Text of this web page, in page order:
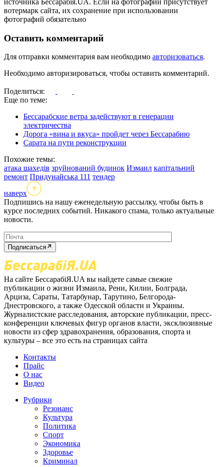
вотермарк сайта, их сохранение при использовании
фотографий обязательно
Оставить комментарий
Для отправки комментария вам необходимо авторизоваться.
Необходимо авторизироваться, чтобы оставить комментарий.
Поделиться:
Еще по теме:
Бессарабские ветра задействуют в генерации
электричества
Дорога «вина и вкуса» пройдет через Бессарабию
Сарата на пути реконструкции
Похожие темы:
атака шахедів зруйнований будинок Измаил капітальний
ремонт Придунайська 111 тендер
наверх
Подпишись на нашу еженедельную рассылку, чтобы быть в
курсе последних событий. Никакого спама, только актуальные
новости.
Подписаться
На сайте БессарабіЯ.UA вы найдете самые свежие
публикации о жизни Измаила, Рени, Килии, Болграда,
Арциза, Сараты, Татарбунар, Тарутино, Белгорода-
Днестровского, а также Одесской области и Украины.
Журналистские расследования, авторские публикации, пресс-
конференции ключевых фигур органов власти, эксклюзивные
новости из сфер здравохранения, образования, спорта и
культуры – все это есть на страницах сайта
Контакты
Прайс
О нас
Видео
Рубрики
Резонанс
Культура
Политика
Спорт
Экономика
Здоровье
Криминал